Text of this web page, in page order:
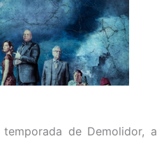
de Demolidor, a